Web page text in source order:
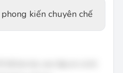
kiến chuyên chế